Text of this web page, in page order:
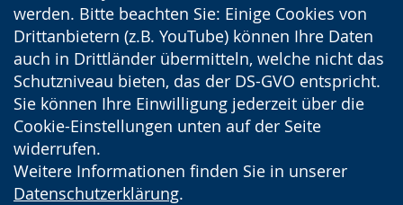
werden. Bitte beachten Sie: Einige Cookies von
Drittanbietern (z.B. YouTube) können Ihre Daten
auch in Drittländer übermitteln, welche nicht das
Schutzniveau bieten, das der DS-GVO entspricht.
Sie können Ihre Einwilligung jederzeit über die
Cookie-Einstellungen unten auf der Seite
widerrufen.
Weitere Informationen finden Sie in unserer
Datenschutzerklärung.